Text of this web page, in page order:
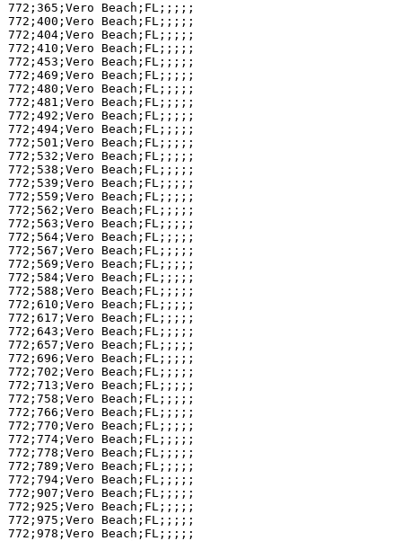
772;365;Vero Beach;FL;;;;;
772;400;Vero Beach;FL;;;;;
772;404;Vero Beach;FL;;;;;
772;410;Vero Beach;FL;;;;;
772;453;Vero Beach;FL;;;;;
772;469;Vero Beach;FL;;;;;
772;480;Vero Beach;FL;;;;;
772;481;Vero Beach;FL;;;;;
772;492;Vero Beach;FL;;;;;
772;494;Vero Beach;FL;;;;;
772;501;Vero Beach;FL;;;;;
772;532;Vero Beach;FL;;;;;
772;538;Vero Beach;FL;;;;;
772;539;Vero Beach;FL;;;;;
772;559;Vero Beach;FL;;;;;
772;562;Vero Beach;FL;;;;;
772;563;Vero Beach;FL;;;;;
772;564;Vero Beach;FL;;;;;
772;567;Vero Beach;FL;;;;;
772;569;Vero Beach;FL;;;;;
772;584;Vero Beach;FL;;;;;
772;588;Vero Beach;FL;;;;;
772;610;Vero Beach;FL;;;;;
772;617;Vero Beach;FL;;;;;
772;643;Vero Beach;FL;;;;;
772;657;Vero Beach;FL;;;;;
772;696;Vero Beach;FL;;;;;
772;702;Vero Beach;FL;;;;;
772;713;Vero Beach;FL;;;;;
772;758;Vero Beach;FL;;;;;
772;766;Vero Beach;FL;;;;;
772;770;Vero Beach;FL;;;;;
772;774;Vero Beach;FL;;;;;
772;778;Vero Beach;FL;;;;;
772;789;Vero Beach;FL;;;;;
772;794;Vero Beach;FL;;;;;
772;907;Vero Beach;FL;;;;;
772;925;Vero Beach;FL;;;;;
772;975;Vero Beach;FL;;;;;
772;978;Vero Beach;FL;;;;;